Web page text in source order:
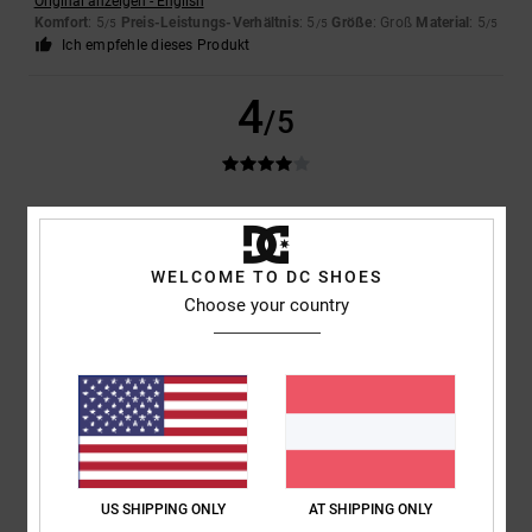
Komfort: 5/5 Preis-Leistungs-Verhältnis: 5 /5 Größe: Groß Material : 5/5
Ich empfehle dieses Produkt
4/5
Weil es sehr gut ist, nur ein Problem, dass sich die Farbe von Jeans,
wenn es regnet abfärbt also die Schuhe werden dann bisschen blau,
aber ich glaube das geht weg
Preis-Leistungs-Verhältnis: 5 Größe
3
WELCOME TO DC SHOES
Choose your country
US SHIPPING ONLY AT SHIPPING ONLY